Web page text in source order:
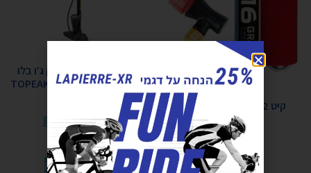
קיט CO2 ניפוח SUMART
₪
₪89
הוספה לסל
משאבה עומדת טופיק ג'ו בלו
מקס TOPEAK JOE BLOW MAX
₪260
₪ 209
בחירת אפשרויות